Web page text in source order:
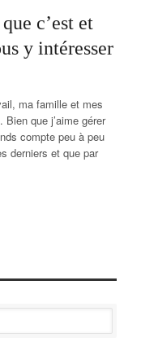
c’est et
y intéresser
ma famille et mes
que j’aime gérer
compte peu à peu
derniers et que par